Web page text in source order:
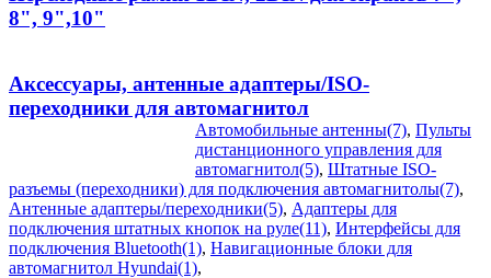
8", 9",10"
Аксессуары, антенные адаптеры/ISO-
переходники для автомагнитол
Автомобильные антенны(7), Пульты
дистанционного управления для
автомагнитол(5), Штатные ISO-
разъемы (переходники) для подключения автомагнитолы(7),
Антенные адаптеры/переходники(5), Адаптеры для
подключения штатных кнопок на руле(11), Интерфейсы для
подключения Bluetooth(1), Навигационные блоки для
автомагнитол Hyundai(1),